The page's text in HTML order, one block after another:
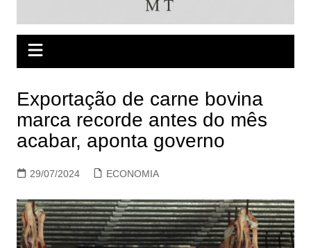
Exportação de carne bovina
marca recorde antes do mês
acabar, aponta governo
29/07/2024 ECONOMIA